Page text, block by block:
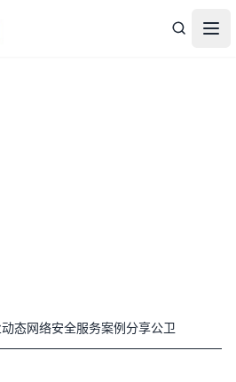
-让数据安全流动，让数据释放价值
打
态网络安全服务案例分享公卫